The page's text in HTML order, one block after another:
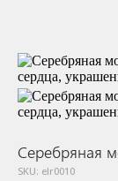
Серебряная
SKU: elr0010